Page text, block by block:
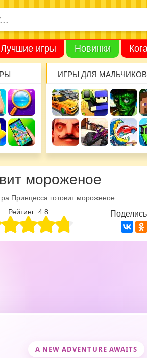
Лучшие игры Новинки
ИГРЫ ДЛЯ МАЛЬЧИКОВ
мороженое
Принцесса готовит мороженое
Рейтинг: 4.8